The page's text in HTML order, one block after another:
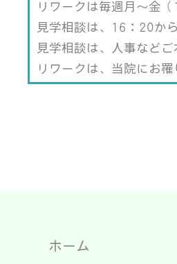
ィ
ド
ウ
で
開
き
ま
す)
く
だ
さ
い
(新
し
い
ウ
ィ
ン
リワークは毎週月～金
見学相談は、16：20か
見学相談は、人事など
リワークは、当院にお
ホーム